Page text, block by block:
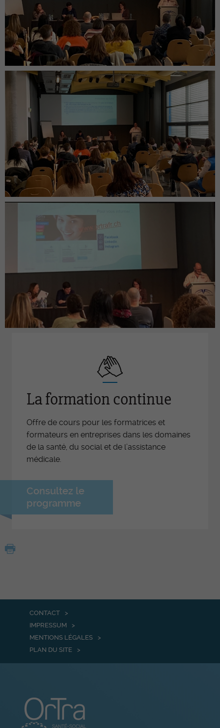
La formation continue
Offre de cours pour les formatrices et
formateurs en entreprises dans les domaines
de la santé, du social et de l’assistance
médicale.
Consultez le
programme
CONTACT
IMPRESSUM
MENTIONS LÉGALES
PLAN DU SITE